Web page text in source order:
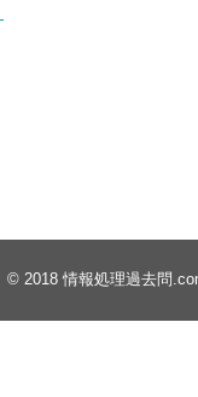
© 2018 情報処理過去問